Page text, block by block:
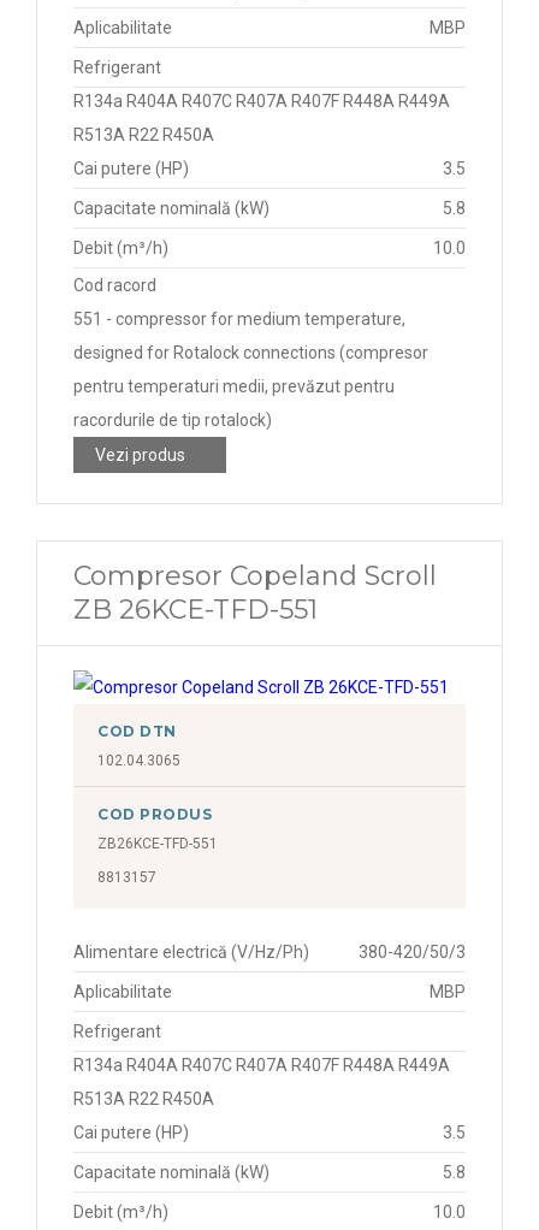
Aplicabilitate MBP
Refrigerant
R134a R404A R407C R407A R407F R448A R449A
R513A R22 R450A
Cai putere (HP)
3.5
Capacitate nominală (kW) 5.8
Debit (m³/h)
10.0
Cod racord
551 - compressor for medium temperature,
designed for Rotalock connections (compresor
pentru temperaturi medii, prevăzut pentru
racordurile de tip rotalock)
Vezi produs
Compresor Copeland Scroll
ZB 26KCE-TFD-551
COD DTN
102.04.3065
COD PRODUS
ZB26KCE-TFD-551
8813157
Alimentare electrică (V/Hz/Ph) 380-420/50/3
Aplicabilitate MBP
Refrigerant
R134a R404A R407C R407A R407F R448A R449A
R513A R22 R450A
Cai putere (HP)
3.5
Capacitate nominală (kW) 5.8
Debit (m³/h)
10.0